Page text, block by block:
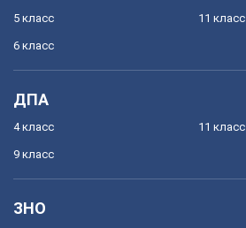
5 класс
6 класс
11 класс
ДПА
4 класс
9 класс
11 класс
ЗНО